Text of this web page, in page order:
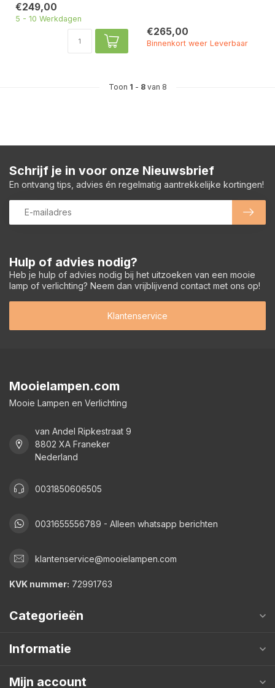
€249,00
5 - 10 Werkdagen
€265,00
Binnenkort weer Leverbaar
Toon 1 - 8van 8
Hulp of advies nodig?
Heb je hulp of advies nodig bij het uitzoeken van een mooie
lamp of verlichting? Neem dan vrijblijvend contact met ons op!
Klantenservice
Schrijf je in voor onze Nieuwsbrief
En ontvang tips, advies én regelmatig aantrekkelijke kortingen!
Mooielampen.com
Mooie Lampen en Verlichting
van Andel Ripkestraat 9
8802 XA Franeker
Nederland
0031850606505
0031655556789 - Alleen whatsapp berichten
klantenservice@mooielampen.com
KVK nummer: 72991763
Categorieën
Informatie
Mijn account